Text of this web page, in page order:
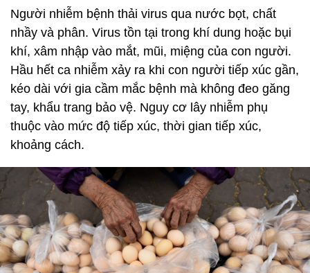
Người nhiễm bệnh thải virus qua nước bọt, chất
nhầy và phân. Virus tồn tại trong khí dung hoặc bụi
khí, xâm nhập vào mắt, mũi, miệng của con người.
Hầu hết ca nhiễm xảy ra khi con người tiếp xúc gần,
kéo dài với gia cầm mắc bệnh mà không đeo găng
tay, khẩu trang bảo vệ. Nguy cơ lây nhiễm phụ
thuộc vào mức độ tiếp xúc, thời gian tiếp xúc,
khoảng cách.